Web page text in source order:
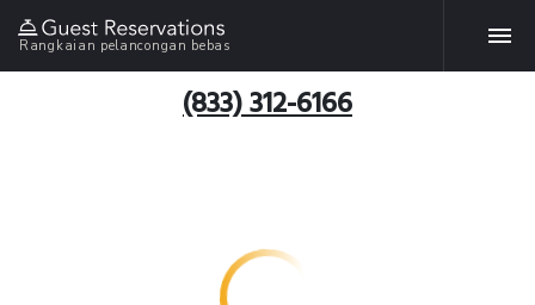
Rangkaian pelancongan bebas
(833) 312-6166